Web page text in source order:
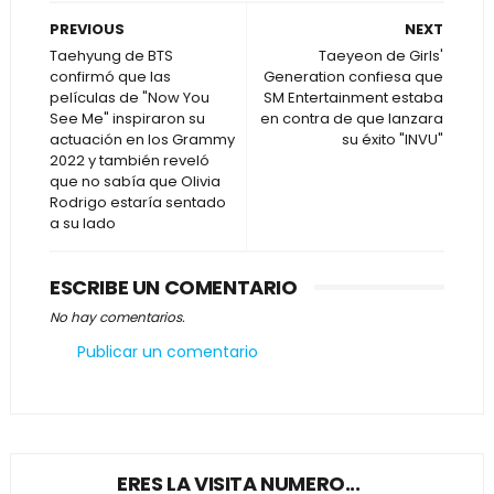
NEXT
Taeyeon de Girls'
Generation confiesa que
SM Entertainment estaba
en contra de que lanzara
su éxito "INVU"
PREVIOUS
Taehyung de BTS
confirmó que las
películas de "Now You
See Me" inspiraron su
actuación en los Grammy
2022 y también reveló
que no sabía que Olivia
Rodrigo estaría sentado
a su lado
ESCRIBE UN COMENTARIO
No hay comentarios.
Publicar un comentario
ERES LA VISITA NUMERO...